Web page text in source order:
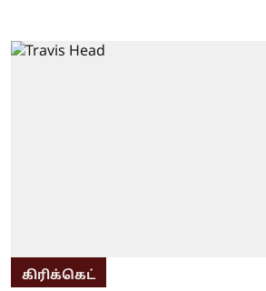
கிரிக்கெட்